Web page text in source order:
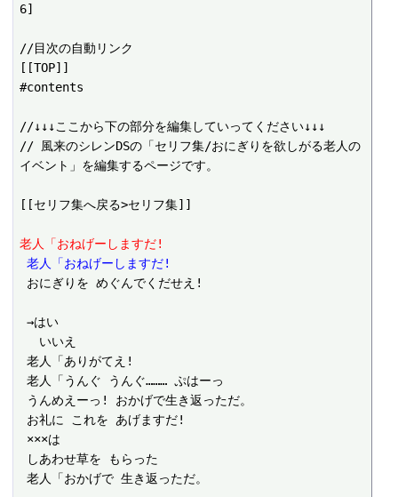
6]
//目次の自動リンク
[[TOP]]
#contents
//↓↓↓ここから下の部分を編集していってください↓↓↓
// 風来のシレンDSの「セリフ集/おにぎりを欲しがる老人の
イベント」を編集するページです。
[[セリフ集へ戻る>セリフ集]]
老人「おねげーしますだ!
老人「おねげーしますだ!
→はい
老人「ありがてえ!
老人「うんぐ うんぐ……… ぷはーっ
老人「おかげで 生き返っただ。